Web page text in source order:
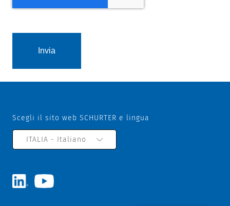
Scegli il sito web SCHURTER e lingua
ITALIA - Italiano